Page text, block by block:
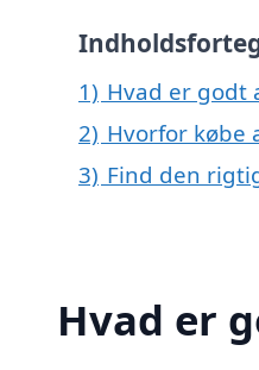
1) Hvad er godt
2) Hvorfor købe
3) Find den
Hvad er